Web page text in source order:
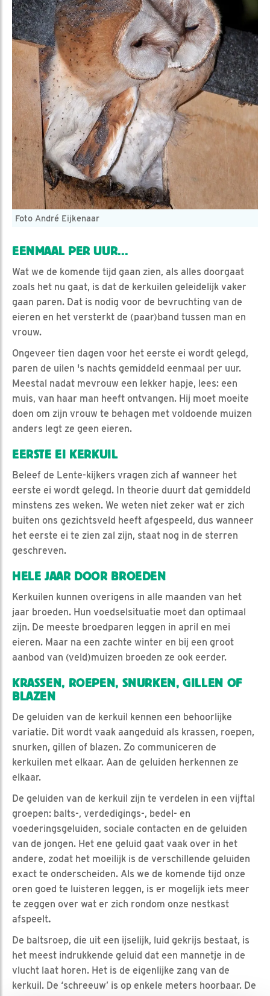
Foto André Eijkenaar
EENMAAL PER UUR...
Wat we de komende tijd gaan zien, als alles doorgaat
zoals het nu gaat, is dat de kerkuilen geleidelijk vaker
gaan paren. Dat is nodig voor de bevruchting van de
eieren en het versterkt de (paar)band tussen man en
vrouw.
Ongeveer tien dagen voor het eerste ei wordt gelegd,
paren de uilen 's nachts gemiddeld eenmaal per uur.
Meestal nadat mevrouw een lekker hapje, lees: een
muis, van haar man heeft ontvangen. Hij moet moeite
doen om zijn vrouw te behagen met voldoende muizen
anders legt ze geen eieren.
EERSTE EI KERKUIL
Beleef de Lente-kijkers vragen zich af wanneer het
eerste ei wordt gelegd. In theorie duurt dat gemiddeld
minstens zes weken. We weten niet zeker wat er zich
buiten ons gezichtsveld heeft afgespeeld, dus wanneer
het eerste ei te zien zal zijn, staat nog in de sterren
geschreven.
HELE JAAR DOOR BROEDEN
Kerkuilen kunnen overigens in alle maanden van het
jaar broeden. Hun voedselsituatie moet dan optimaal
zijn. De meeste broedparen leggen in april en mei
eieren. Maar na een zachte winter en bij een groot
aanbod van (veld)muizen broeden ze ook eerder.
KRASSEN, ROEPEN, SNURKEN, GILLEN OF
BLAZEN
De geluiden van de kerkuil kennen een behoorlijke
variatie. Dit wordt vaak aangeduid als krassen, roepen,
snurken, gillen of blazen. Zo communiceren de
kerkuilen met elkaar. Aan de geluiden herkennen ze
elkaar.
De geluiden van de kerkuil zijn te verdelen in een vijftal
groepen: balts-, verdedigings-, bedel- en
voederingsgeluiden, sociale contacten en de geluiden
van de jongen. Het ene geluid gaat vaak over in het
andere, zodat het moeilijk is de verschillende geluiden
exact te onderscheiden. Als we de komende tijd onze
oren goed te luisteren leggen, is er mogelijk iets meer
te zeggen over wat er zich rondom onze nestkast
afspeelt.
De baltsroep, die uit een ijselijk, luid gekrijs bestaat, is
het meest indrukkende geluid dat een mannetje in de
vlucht laat horen. Het is de eigenlijke zang van de
kerkuil. De ‘schreeuw’ is op enkele meters hoorbaar. De